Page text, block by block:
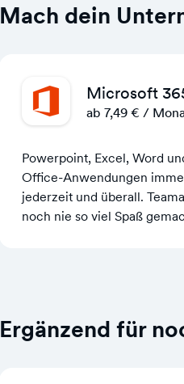
Mach dein
Microsoft
ab 7,49 € /
Powerpoint, Excel, Word
Office-Anwendungen
jederzeit und überall.
noch nie so viel Spaß
Ergänzend für